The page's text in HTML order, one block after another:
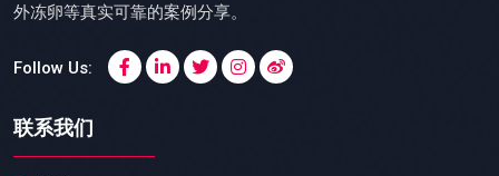
外冻卵等真实可靠的案例分享。
Follow Us:
联系我们